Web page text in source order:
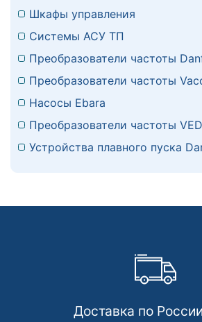
Шкафы управления
Системы АСУ ТП
Преобразователи частоты
Преобразователи частоты
Насосы Ebara
Преобразователи частоты
Устройства плавного пуска
Доставка по